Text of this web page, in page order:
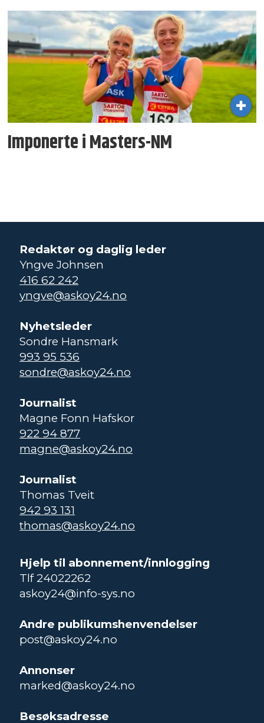
Imponerte i Masters-NM
Redaktør og daglig leder
Yngve Johnsen
416 62 242
yngve@askoy24.no
Nyhetsleder
Sondre Hansmark
993 95 536
sondre@askoy24.no
Journalist
Magne Fonn Hafskor
922 94 877
magne@askoy24.no
Journalist
Thomas Tveit
942 93 131
thomas@askoy24.no
Hjelp til abonnement/innlogging
Tlf 24022262
askoy24@info-sys.no
Andre publikumshenvendelser
post@askoy24.no
Annonser
marked@askoy24.no
Besøksadresse